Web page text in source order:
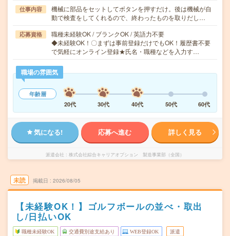
仕事内容
機械に部品をセットしてボタンを押すだけ。後は機械が自
動で検査をしてくれるので、終わったものを取りだし…
応募資格
職種未経験OK / ブランクOK / 英語力不要
◆未経験OK！〇まずは事前登録だけでもOK！履歴書不要
で気軽にオンライン登録★氏名・職種などを入力す…
職場の雰囲気
年齢層
20代
30代 40代 50代 60代
気になる! 応募へ進む 詳しく見る
派遣会社 株式会社綜合キャリアオプション 製造事業部（全国）
未読 掲載日 2026/08/05
【未経験OK！】ゴルフボールの並べ・取出
し/日払いOK
職種未経験OK 交通費別途支給あり WEB登録OK 派遣